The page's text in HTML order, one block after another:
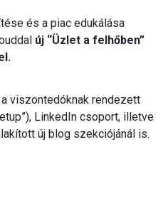
és a piac edukálása
új “Üzlet a felhőben”
viszontedóknak rendezett
LinkedIn csoport, illetve
új blog szekciójánál is.